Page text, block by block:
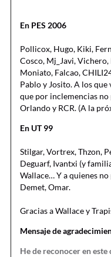
En PES 2006
Pollicox, Hugo, Kiki,
Cosco, Mj_Javi,
Moniato, Falcao,
Pablo y Josito. A los
que por inclemencias
Orlando y RCR. (A la
En UT 99
Stilgar, Vortrex, Thzon,
Deguarf, Ivantxi (y
Wallace… Y a quienes
Demet, Omar.
Gracias a Wallace y
Mensaje de
He de reconocer en este